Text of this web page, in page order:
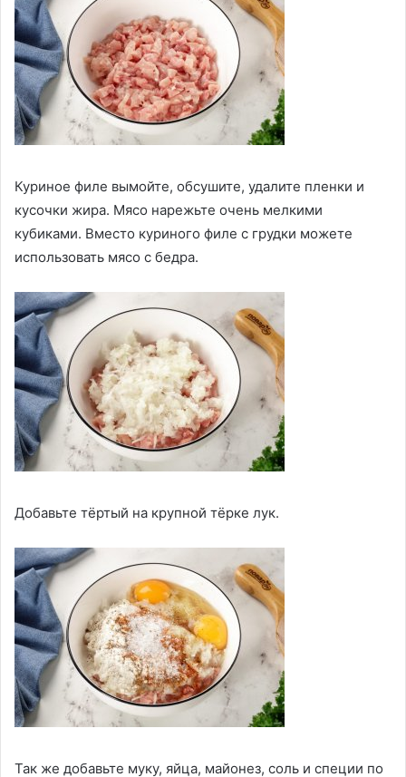
Куриное филе вымойте, обсушите, удалите пленки и
кусочки жира. Мясо нарежьте очень мелкими
кубиками. Вместо куриного филе с грудки можете
использовать мясо с бедра.
Добавьте тёртый на крупной тёрке лук.
Так же добавьте муку, яйца, майонез, соль и специи по